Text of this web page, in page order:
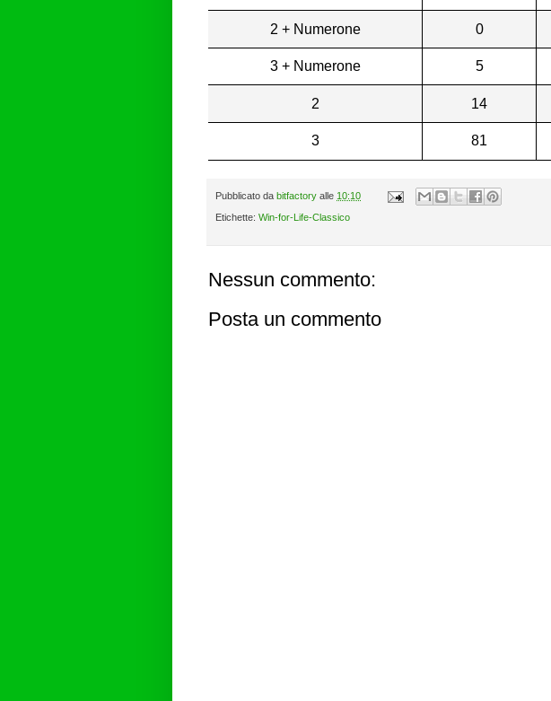
2 + Numerone 0
3 + Numerone 5
2 14
3 81
Pubblicato da bitfactory alle 10:10
Etichette: Win-for-Life-Classico
Nessun commento:
Posta un commento